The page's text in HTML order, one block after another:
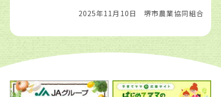
2025年11月10日 堺市農業協同組合